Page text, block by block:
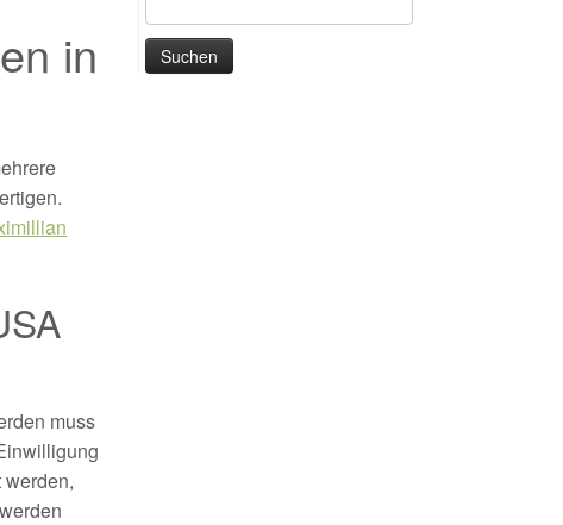
in
muss
nach: